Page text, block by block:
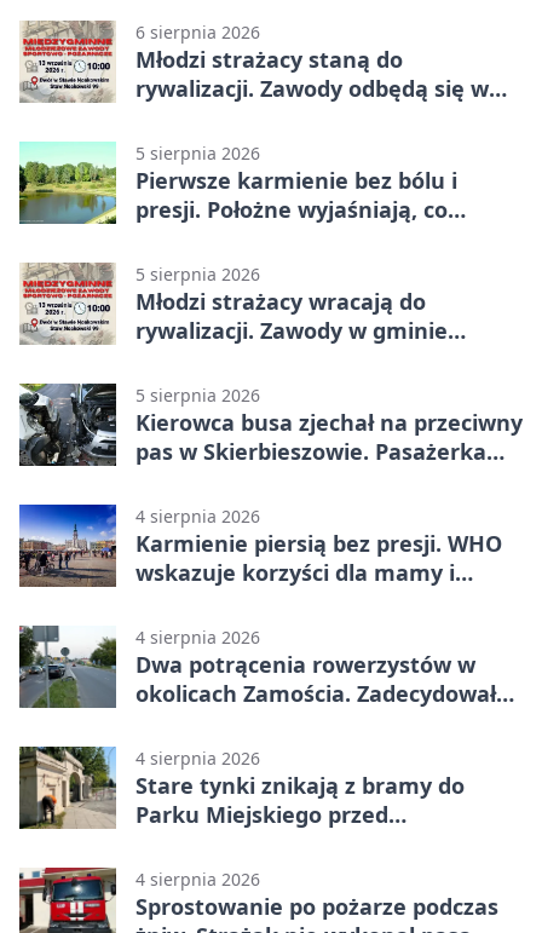
6 sierpnia 2026
Młodzi strażacy staną do
rywalizacji. Zawody odbędą się w
5 sierpnia 2026
Pierwsze karmienie bez bólu i
presji. Położne wyjaśniają, co
5 sierpnia 2026
Młodzi strażacy wracają do
rywalizacji. Zawody w gminie
5 sierpnia 2026
Kierowca busa zjechał na przeciwny
pas w Skierbieszowie. Pasażerka
4 sierpnia 2026
Karmienie piersią bez presji. WHO
wskazuje korzyści dla mamy i
4 sierpnia 2026
Dwa potrącenia rowerzystów w
okolicach Zamościa. Zadecydowało
4 sierpnia 2026
Stare tynki znikają z bramy do
Parku Miejskiego przed
4 sierpnia 2026
Sprostowanie po pożarze podczas